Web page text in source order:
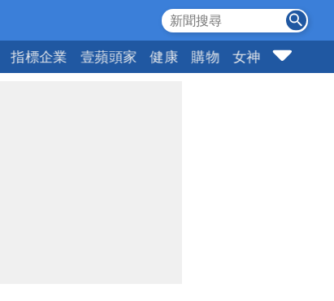
指標企業 壹蘋頭家 健康 購物 女神 10點強打